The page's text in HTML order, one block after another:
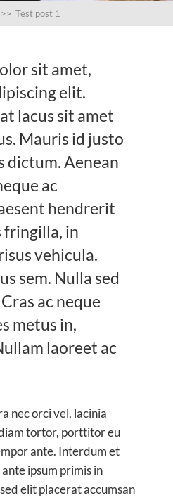
>> Test post 1
sit amet,
elit.
lacus sit amet
Mauris id justo
dictum. Aenean
ac
hendrerit
fringilla, in
vehicula.
sem. Nulla sed
ac neque
metus in,
laoreet ac
nec orci vel, lacinia
tortor, porttitor eu
ante. Interdum et
ipsum primis in
elit placerat accumsan